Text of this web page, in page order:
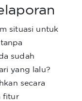
situasi untuk
sudah
yang lalu?
secara
fitur